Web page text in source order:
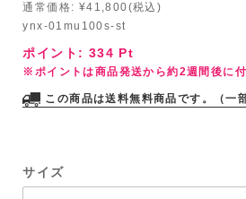
通常価格: ¥41,800(税込)
ynx-01mu100s-st
ポイント: 334 Pt
※ポイントは商品発送から約2週間後に付
この商品は送料無料商品です。（一
サイズ